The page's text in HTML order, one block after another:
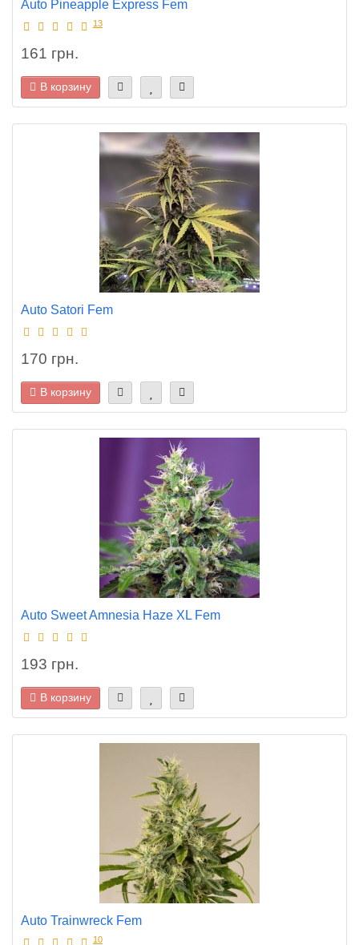
Auto Pineapple Express Fem
13
161 грн.
В корзину
Auto Satori Fem
170 грн.
В корзину
Auto Sweet Amnesia Haze XL Fem
193 грн.
В корзину
Auto Trainwreck Fem
10